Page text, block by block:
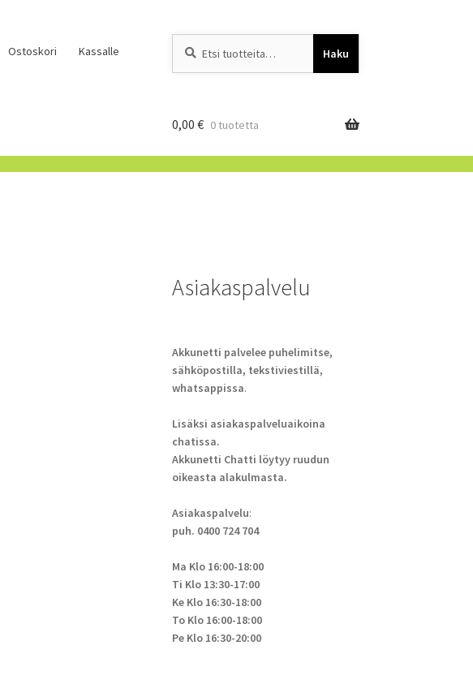
Ostoskori Kassalle Haku
0,00 € 0 tuotetta
Asiakaspalvelu
Akkunetti palvelee puhelimitse,
sähköpostilla, tekstiviestillä,
whatsappissa.
Lisäksi asiakaspalveluaikoina
chatissa.
Akkunetti Chatti löytyy ruudun
oikeasta alakulmasta.
Asiakaspalvelu:
puh. 0400 724 704
Ma Klo 16:00-18:00
Ti Klo 13:30-17:00
Ke Klo 16:30-18:00
To Klo 16:00-18:00
Pe Klo 16:30-20:00